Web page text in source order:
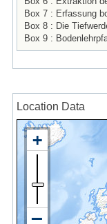
Box 7 : Erfassung
Box 8 : Die
Box 9 :
Location Data